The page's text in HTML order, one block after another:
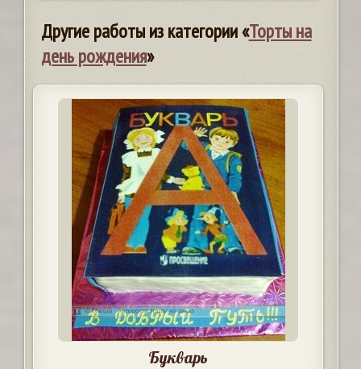
Другие работы из категории «Торты на
день рождения»
Букварь